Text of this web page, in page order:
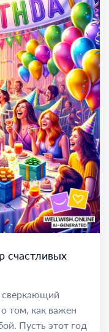
счастливых
сверкающий
том, как важен
Пусть этот год